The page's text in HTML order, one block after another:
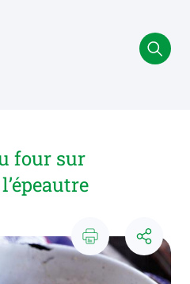
four sur